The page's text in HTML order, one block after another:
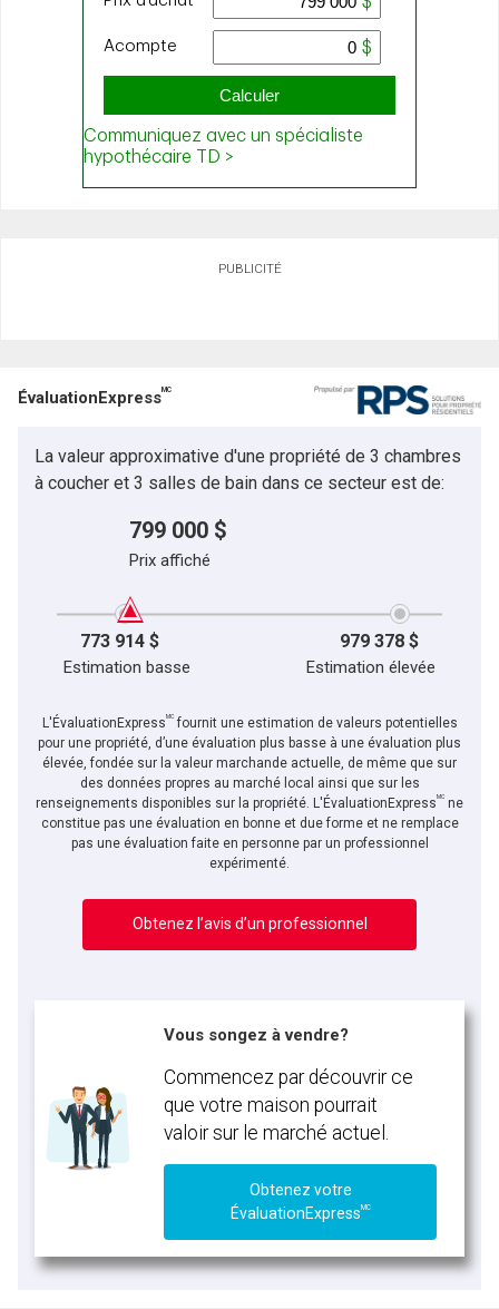
PUBLICITÉ
ÉvaluationExpressMC
La valeur approximative d'une propriété de 3 chambres
à coucher et 3 salles de bain dans ce secteur est de:
799 000 $
Prix affiché
773 914 $ 979 378 $
Estimation basse Estimation élevée
L'ÉvaluationExpressMCfournit une estimation de valeurs potentielles
pour une propriété, d’une évaluation plus basse à une évaluation plus
élevée, fondée sur la valeur marchande actuelle, de même que sur
des données propres au marché local ainsi que sur les
renseignements disponibles sur la propriété. L'ÉvaluationExpressMC ne
constitue pas une évaluation en bonne et due forme et ne remplace
pas une évaluation faite en personne par un professionnel
expérimenté.
Obtenez l’avis d’un professionnel
Vous songez à vendre?
Commencez par découvrir ce
que votre maison pourrait
valoir sur le marché actuel.
Obtenez votre
ÉvaluationExpressMC